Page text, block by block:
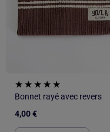
Bonnet rayé avec revers
4,00 €